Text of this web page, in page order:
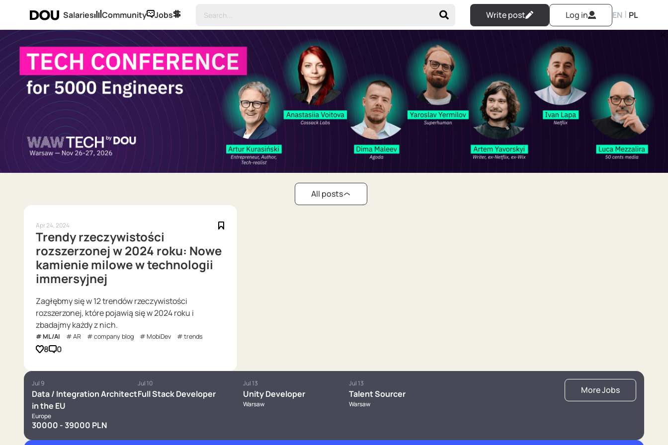
Salaries Community Jobs Write post Log in EN | PL
All posts
Apr 24, 2024
Trendy rzeczywistości
rozszerzonej w 2024 roku: Nowe
kamienie milowe w technologii
immersyjnej
Zagłębmy się w 12 trendów rzeczywistości
rozszerzonej, które pojawią się w 2024 roku i
zbadajmy każdy z nich.
ML/AI AR company blog MobiDev trends
8 0
Jul 9
Data / Integration Architect
in the EU
Europe
30000 - 39000 PLN
Jul 10
Full Stack Developer
Jul 13
Unity Developer
Warsaw
Jul 13
Talent Sourcer
Warsaw
More Jobs